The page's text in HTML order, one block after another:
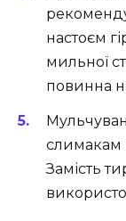
настоєм
мильної
повинна
слимакам
Замість